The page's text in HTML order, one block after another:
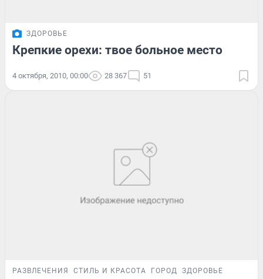
ЗДОРОВЬЕ
Крепкие орехи: твое больное место
4 октября, 2010, 00:00 28 367 51
РАЗВЛЕЧЕНИЯ СТИЛЬ И КРАСОТА ГОРОД ЗДОРОВЬЕ